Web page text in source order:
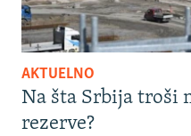
AKTUELNO
Na šta Srbija troši
rezerve?